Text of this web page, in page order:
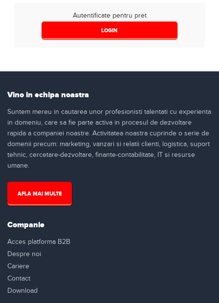
Autentificate pentru pret
LOGIN
Vino in echipa noastra
Suntem mereu in cautarea unor profesionisti talentati cu experienta
in domeniu, care sa fie parte activa in procesul de dezvoltare
rapida a companiei noastre. Activitatea noastra cuprinde o serie de
domenii precum: marketing, vanzari si relatii clienti, logistica, suport
tehnic, cercetare-dezvoltare, finante-contabilitate, IT si resurse
umane.
AFLA MAI MULTE
Companie
Acces platforma B2B
Despre noi
Cariere
Contact
Download